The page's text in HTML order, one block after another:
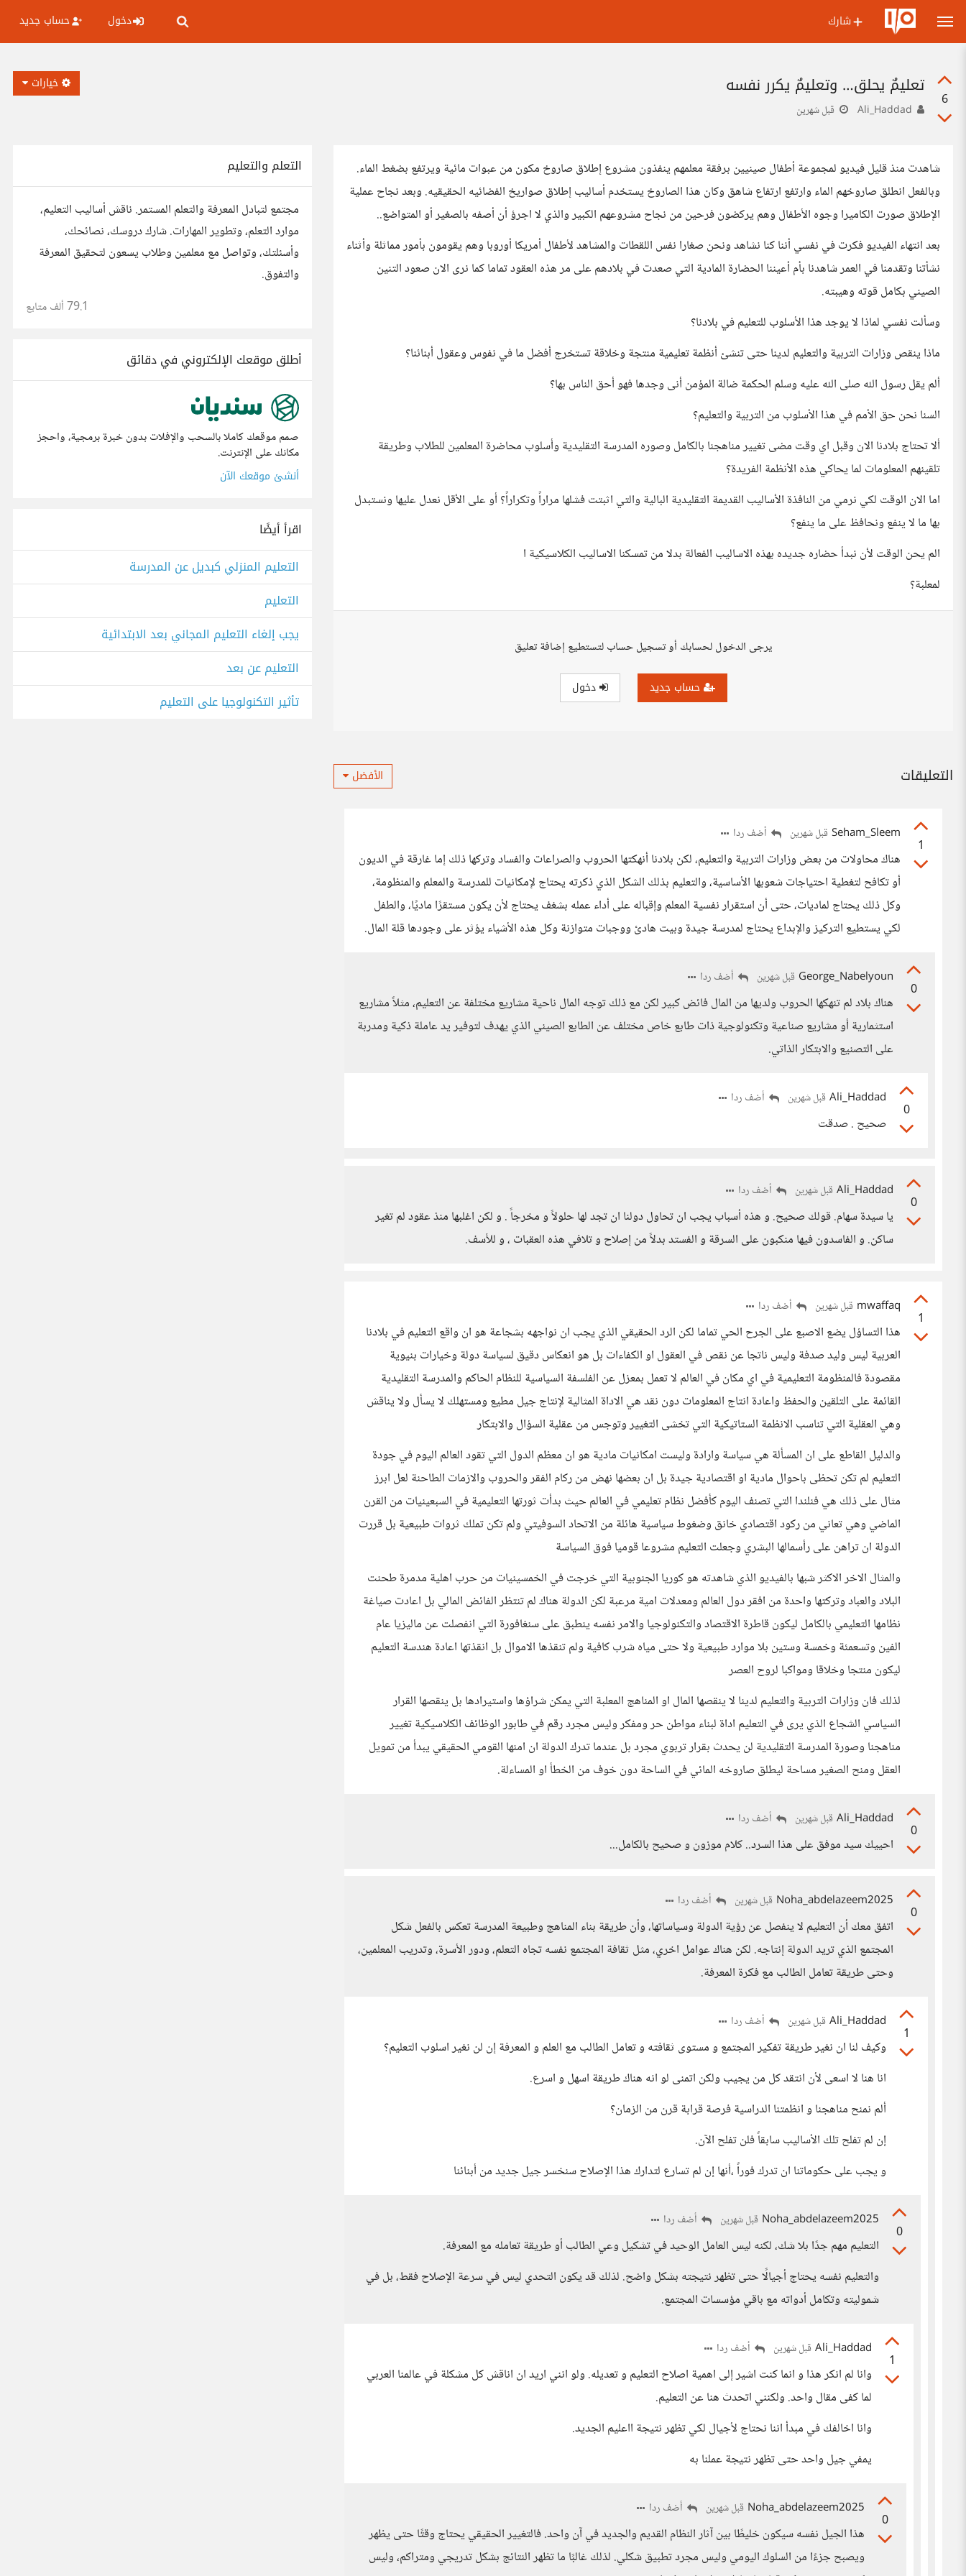
شارك دخول حساب جديد
6
تعليمٌ يحلق… وتعليمٌ يكرر نفسه
قبل شهرين
خيارات
شاهدت منذ قليل فيديو لمجموعة أطفال صينيين برفقة معلمهم ينفذون مشروع إطلاق صاروخ مكون من عبوات مائية ويرتفع بضغط الماء.
وبالفعل انطلق صاروخهم الماء وارتفع ارتفاع شاهق وكان هذا الصاروخ يستخدم أساليب إطلاق صواريخ الفضائيه الحقيقيه. وبعد نجاح عملية
الإطلاق صورت الكاميرا وجوه الأطفال وهم يركضون فرحين من نجاح مشروعهم الكبير والذي لا اجرؤ أن أصفه بالصغير أو المتواضع..
بعد انتهاء الفيديو فكرت في نفسي أننا كنا نشاهد ونحن صغارا نفس اللقطات والمشاهد لأطفال أمريكا أوروبا وهم يقومون بأمور مماثلة وأثناء
نشأتنا وتقدمنا في العمر شاهدنا بأم أعيننا الحضارة المادية التي صعدت في بلادهم على مر هذه العقود تماما كما نرى الان صعود التنين
الصيني بكامل قوته وهيبته.
وسألت نفسي لماذا لا يوجد هذا الأسلوب للتعليم في بلادنا؟
ماذا ينقص وزارات التربية والتعليم لدينا حتى تنشئ أنظمة تعليمية منتجة وخلاقة تستخرج أفضل ما في نفوس وعقول أبنائنا؟
ألم يقل رسول الله صلى الله عليه وسلم الحكمة ضالة المؤمن أنى وجدها فهو أحق الناس بها؟
السنا نحن حق الأمم في هذا الأسلوب من التربية والتعليم؟
ألا تحتاج بلادنا الان وقبل اي وقت مضى تغيير مناهجنا بالكامل وصوره المدرسة التقليدية وأسلوب محاضرة المعلمين للطلاب وطريقة
تلقينهم المعلومات لما يحاكي هذه الأنظمة الفريدة؟
اما الان الوقت لكي نرمي من النافذة الأساليب القديمة التقليدية البالية والتي اثبتت فشلها مراراً وتكراراً؟ أو على الأقل نعدل عليها ونستبدل
بها ما لا ينفع ونحافظ على ما ينفع؟
الم يحن الوقت لأن نبدأ حضاره جديده بهذه الاساليب الفعالة بدلا من تمسكنا الاساليب الكلاسيكية ا
لمعلبة؟
يرجى الدخول لحسابك أو تسجيل حساب لتستطيع إضافة تعليق
حساب جديد دخول
التعليقات الأفضل
1
Seham_Sleem قبل شهرين أضف ردا
هناك محاولات من بعض وزارات التربية والتعليم، لكن بلادنا أنهكتها الحروب والصراعات والفساد وتركها ذلك إما غارقة في الديون
أو تكافح لتغطية احتياجات شعوبها الأساسية، والتعليم بذلك الشكل الذي ذكرته يحتاج لإمكانيات للمدرسة والمعلم والمنظومة،
وكل ذلك يحتاج لماديات، حتى أن استقرار نفسية المعلم وإقباله على أداء عمله بشغف يحتاج لأن يكون مستقرًا ماديًا، والطفل
لكي يستطيع التركيز والإبداع يحتاج لمدرسة جيدة وبيت هادئ ووجبات متوازنة وكل هذه الأشياء يؤثر على وجودها قلة المال.
0
George_Nabelyoun قبل شهرين أضف ردا
هناك بلاد لم تنهكها الحروب ولديها من المال فائض كبير لكن مع ذلك توجه المال ناحية مشاريع مختلفة عن التعليم، مثلاً مشاريع
استثمارية أو مشاريع صناعية وتكنولوجية ذات طابع خاص مختلف عن الطابع الصيني الذي يهدف لتوفير يد عاملة ذكية ومدربة
على التصنيع والابتكار الذاتي.
0
Ali_Haddad قبل شهرين أضف ردا
صحيح . صدقت
0
Ali_Haddad قبل شهرين أضف ردا
يا سيدة سهام. قولك صحيح. و هذه أسباب يجب ان تحاول دولنا ان تجد لها حلولاً و مخرجاً . و لكن اغلبها منذ عقود لم تغير
ساكن. و الفاسدون فيها منكبون على السرقة و الفستد بدلاً من إصلاح و تلافي هذه العقبات ، و للأسف.
1
mwaffaq قبل شهرين أضف ردا
هذا التساؤل يضع الاصبع على الجرح الحي تماما لكن الرد الحقيقي الذي يجب ان نواجهه بشجاعة هو ان واقع التعليم في بلادنا
العربية ليس وليد صدفة وليس ناتجا عن نقص في العقول او الكفاءات بل هو انعكاس دقيق لسياسة دولة وخيارات بنيوية
مقصودة فالمنظومة التعليمية في اي مكان في العالم لا تعمل بمعزل عن الفلسفة السياسية للنظام الحاكم والمدرسة التقليدية
القائمة على التلقين والحفظ واعادة انتاج المعلومات دون نقد هي الاداة المثالية لإنتاج جيل مطيع ومستهلك لا يسأل ولا يناقش
وهي العقلية التي تناسب الانظمة الستاتيكية التي تخشى التغيير وتوجس من عقلية السؤال والابتكار
والدليل القاطع على ان المسألة هي سياسة وارادة وليست امكانيات مادية هو ان معظم الدول التي تقود العالم اليوم في جودة
التعليم لم تكن تحظى باحوال مادية او اقتصادية جيدة بل ان بعضها نهض من ركام الفقر والحروب والازمات الطاحنة لعل ابرز
مثال على ذلك هي فنلندا التي تصنف اليوم كأفضل نظام تعليمي في العالم حيث بدأت ثورتها التعليمية في السبعينيات من القرن
الماضي وهي تعاني من ركود اقتصادي خانق وضغوط سياسية هائلة من الاتحاد السوفيتي ولم تكن تملك ثروات طبيعية بل قررت
الدولة ان تراهن على رأسمالها البشري وجعلت التعليم مشروعا قوميا فوق السياسة
والمثال الاخر الاكثر شبها بالفيديو الذي شاهدته هو كوريا الجنوبية التي خرجت في الخمسينيات من حرب اهلية مدمرة طحنت
البلاد والعباد وتركتها واحدة من افقر دول العالم ومعدلات امية مرعبة لكن الدولة هناك لم تنتظر الفائض المالي بل اعادت صياغة
نظامها التعليمي بالكامل ليكون قاطرة الاقتصاد والتكنولوجيا والامر نفسه ينطبق على سنغافورة التي انفصلت عن ماليزيا عام
الفين وتسعمئة وخمسة وستين بلا موارد طبيعية ولا حتى مياه شرب كافية ولم تنقذها الاموال بل انقذتها اعادة هندسة التعليم
ليكون منتجا وخلاقا ومواكبا لروح العصر
لذلك فان وزارات التربية والتعليم لدينا لا ينقصها المال او المناهج المعلبة التي يمكن شراؤها واستيرادها بل ينقصها القرار
السياسي الشجاع الذي يرى في التعليم اداة لبناء مواطن حر ومفكر وليس مجرد رقم في طابور الوظائف الكلاسيكية تغيير
مناهجنا وصورة المدرسة التقليدية لن يحدث بقرار تربوي مجرد بل عندما تدرك الدولة ان امنها القومي الحقيقي يبدأ من تمويل
العقل ومنح الصغير مساحة ليطلق صاروخه المائي في الساحة دون خوف من الخطأ او المساءلة.
0
Ali_Haddad قبل شهرين أضف ردا
احييك سيد موفق على هذا السرد.. كلام موزون و صحيح بالكامل...
0
Noha_abdelazeem2025 قبل شهرين أضف ردا
اتفق معك أن التعليم لا ينفصل عن رؤية الدولة وسياساتها، وأن طريقة بناء المناهج وطبيعة المدرسة تعكس بالفعل شكل
المجتمع الذي تريد الدولة إنتاجه. لكن هناك عوامل اخري، مثل ثقافة المجتمع نفسه تجاه التعلم، ودور الأسرة، وتدريب المعلمين،
وحتى طريقة تعامل الطالب مع فكرة المعرفة.
1
Ali_Haddad قبل شهرين أضف ردا
وكيف لنا ان نغير طريقة تفكير المجتمع و مستوى ثقافته و تعامل الطالب مع العلم و المعرفة إن لن نغير اسلوب التعليم؟
انا هنا لا اسعى لأن انتقد كل من يجيب ولكن اتمنى لو انه هناك طريقة اسهل و اسرع.
ألم نمنح مناهجنا و انظمتنا الدراسية فرصة قرابة قرن من الزمان؟
إن لم تفلح تلك الأساليب سابقاً فلن تفلح الآن.
و يجب على حكوماتنا ان تدرك فوراً ،أنها إن لم تسارع لتدارك هذا الإصلاح سنخسر جيل جديد من أبنائنا
0
Noha_abdelazeem2025 قبل شهرين أضف ردا
التعليم مهم جدًا بلا شك، لكنه ليس العامل الوحيد في تشكيل وعي الطالب أو طريقة تعامله مع المعرفة.
والتعليم نفسه يحتاج أجيالًا حتى تظهر نتيجته بشكل واضح. لذلك قد يكون التحدي ليس في سرعة الإصلاح فقط، بل في
شموليته وتكامل أدواته مع باقي مؤسسات المجتمع.
1
Ali_Haddad قبل شهرين أضف ردا
وانا لم انكر هذا و انما كنت اشير إلى اهمية اصلاح التعليم و تعديله. ولو انني اريد ان اناقش كل مشكلة في عالمنا العربي
لما كفى مقال واحد. ولكنني اتحدث هنا عن التعليم.
وانا اخالفك في مبدأ اننا نحتاج لأجيال لكي تظهر نتيجة ااعليم الجديد.
يمفي جيل واحد حتى تظهر نتيجة عملنا به
0
Noha_abdelazeem2025 قبل شهرين أضف ردا
هذا الجيل نفسه سيكون خليطًا بين آثار النظام القديم والجديد في آن واحد. فالتغيير الحقيقي يحتاج وقتًا حتى يظهر
ويصبح جزءًا من السلوك اليومي وليس مجرد تطبيق شكلي. لذلك غالبًا ما تظهر النتائج بشكل تدريجي ومتراكم، وليس
التعلم والتعليم
مجتمع لتبادل المعرفة والتعلم المستمر. ناقش أساليب التعليم،
موارد التعلم، وتطوير المهارات. شارك دروسك، نصائحك،
وأسئلتك، وتواصل مع معلمين وطلاب يسعون لتحقيق المعرفة
والتفوق.
79.1 ألف متابع
أطلق موقعك الإلكتروني في دقائق
صمم موقعك كاملا بالسحب والإفلات بدون خبرة برمجية، واحجز
مكانك على الإنترنت.
أنشئ موقعك الآن
اقرأ أيضًا
التعليم المنزلي كبديل عن المدرسة
التعليم
يجب إلغاء التعليم المجاني بعد الابتدائية
التعليم عن بعد
تأثير التكنولوجيا على التعليم